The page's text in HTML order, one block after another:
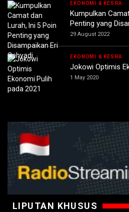
EKONOMI & KESRA
Kumpulkan
Penting yang
29 August 2022
EKONOMI & KESRA
Jokowi Optimis
1 May 2020
LIPUTAN KHUSUS